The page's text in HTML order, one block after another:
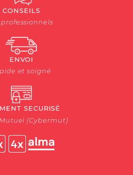
CONSEILS
ENVOI
et soigné
SECURISÉ
(Cybermut)